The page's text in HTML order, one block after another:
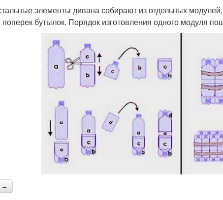
элементы дивана собирают из отдельных
бутылок. Порядок изготовления одного модуля
→